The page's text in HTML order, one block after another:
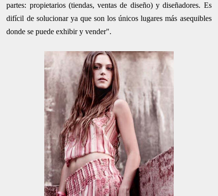
partes: propietarios (tiendas, ventas de diseño) y diseñadores. Es
difícil de solucionar ya que son los únicos lugares más asequibles
donde se puede exhibir y vender".